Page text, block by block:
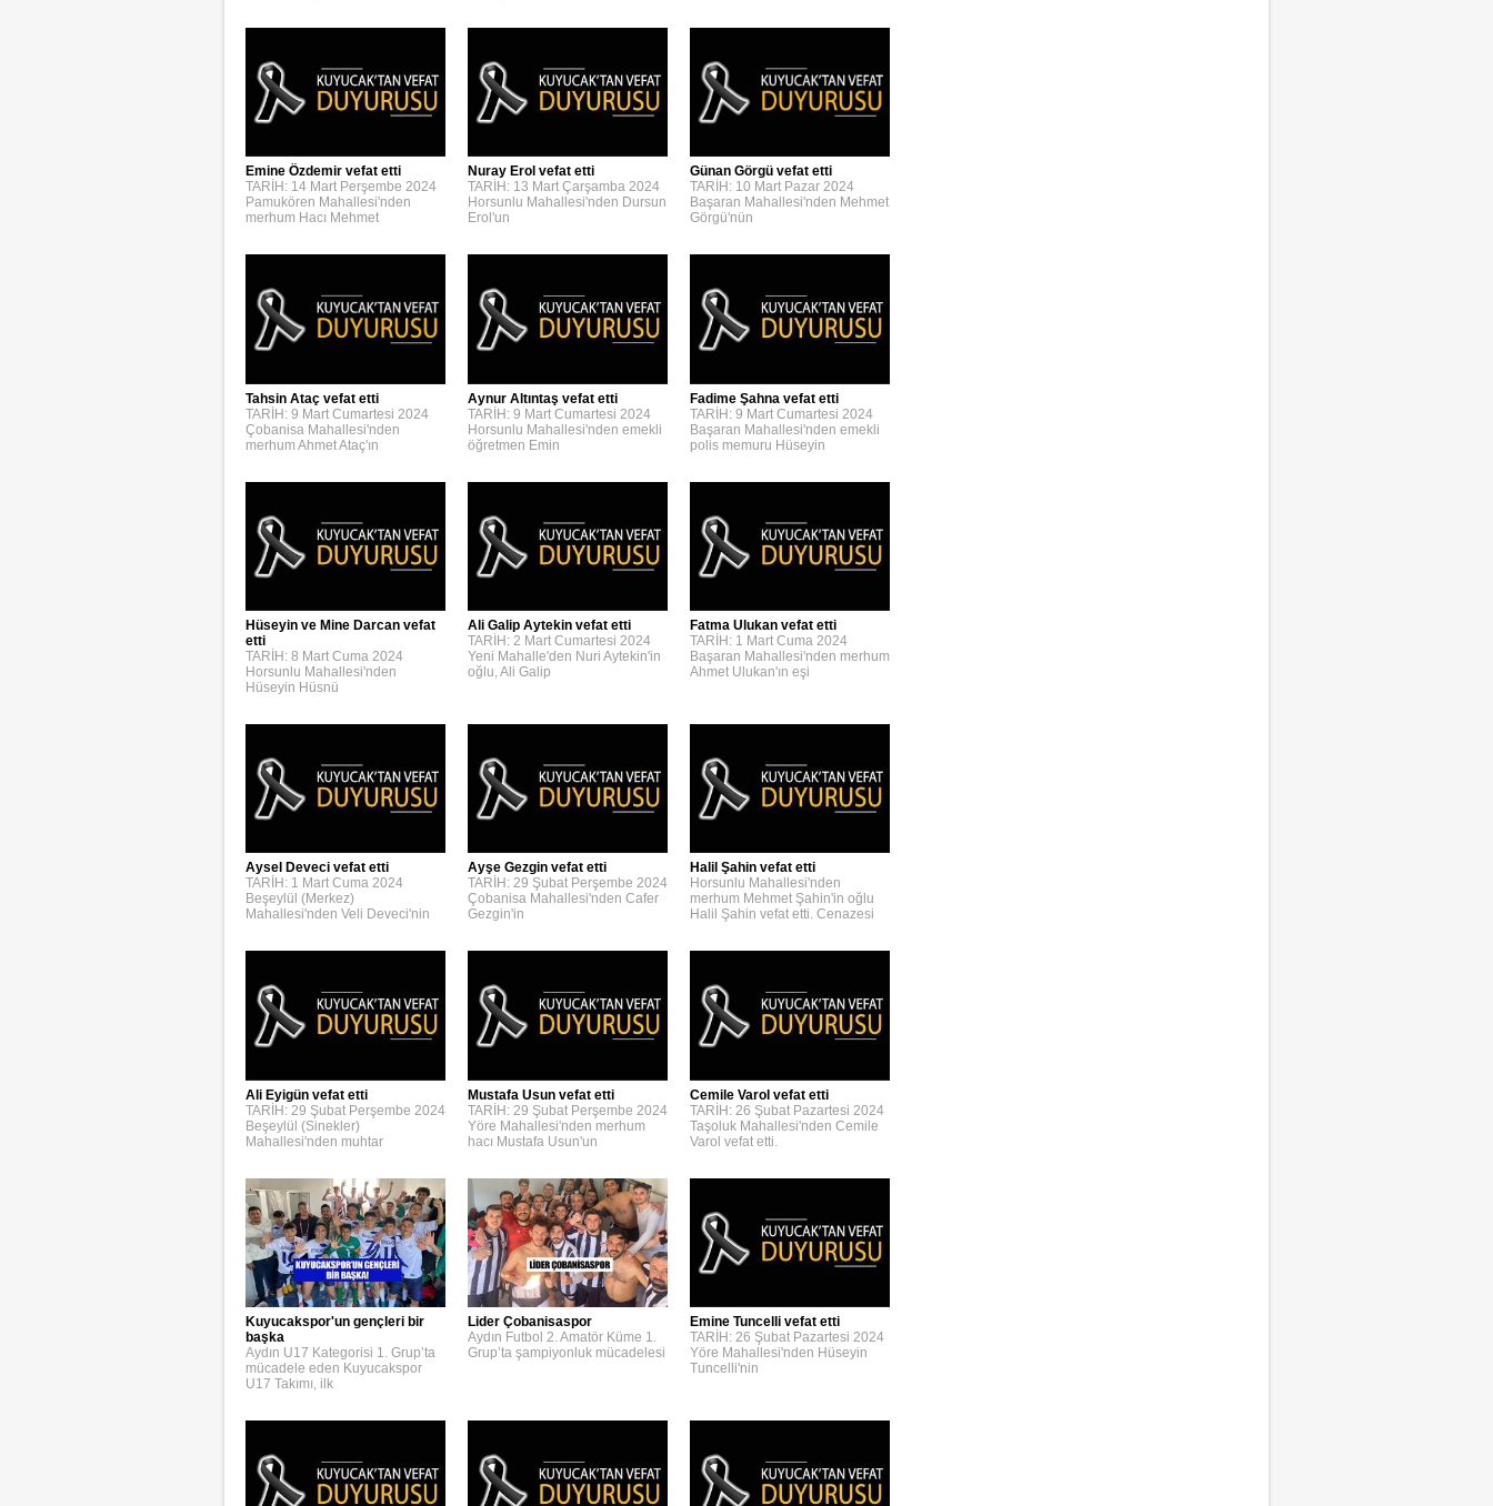
Emine Özdemir vefat etti
TARİH: 14 Mart Perşembe 2024
Pamukören Mahallesi'nden
merhum Hacı Mehmet
Nuray Erol vefat etti
TARİH: 13 Mart Çarşamba 2024
Horsunlu Mahallesi'nden Dursun
Erol'un
Günan Görgü vefat etti
TARİH: 10 Mart Pazar 2024
Başaran Mahallesi'nden Mehmet
Görgü'nün
Tahsin Ataç vefat etti
TARİH: 9 Mart Cumartesi 2024
Çobanisa Mahallesi'nden
merhum Ahmet Ataç'ın
Aynur Altıntaş vefat etti
TARİH: 9 Mart Cumartesi 2024
Horsunlu Mahallesi'nden emekli
öğretmen Emin
Fadime Şahna vefat etti
TARİH: 9 Mart Cumartesi 2024
Başaran Mahallesi'nden emekli
polis memuru Hüseyin
Hüseyin ve Mine Darcan vefat
etti
TARİH: 8 Mart Cuma 2024
Horsunlu Mahallesi'nden
Hüseyin Hüsnü
Ali Galip Aytekin vefat etti
TARİH: 2 Mart Cumartesi 2024
Yeni Mahalle'den Nuri Aytekin'in
oğlu, Ali Galip
Fatma Ulukan vefat etti
TARİH: 1 Mart Cuma 2024
Başaran Mahallesi'nden merhum
Ahmet Ulukan'ın eşi
Aysel Deveci vefat etti
TARİH: 1 Mart Cuma 2024
Beşeylül (Merkez)
Mahallesi'nden Veli Deveci'nin
Ayşe Gezgin vefat etti
TARİH: 29 Şubat Perşembe 2024
Çobanisa Mahallesi'nden Cafer
Gezgin'in
Halil Şahin vefat etti
Horsunlu Mahallesi'nden
merhum Mehmet Şahin'in oğlu
Halil Şahin vefat etti. Cenazesi
Ali Eyigün vefat etti
TARİH: 29 Şubat Perşembe 2024
Beşeylül (Sinekler)
Mahallesi'nden muhtar
Mustafa Usun vefat etti
TARİH: 29 Şubat Perşembe 2024
Yöre Mahallesi'nden merhum
hacı Mustafa Usun'un
Cemile Varol vefat etti
TARİH: 26 Şubat Pazartesi 2024
Taşoluk Mahallesi'nden Cemile
Varol vefat etti.
Kuyucakspor'un gençleri bir
başka
Aydın U17 Kategorisi 1. Grup’ta
mücadele eden Kuyucakspor
U17 Takımı, ilk
Lider Çobanisaspor
Aydın Futbol 2. Amatör Küme 1.
Grup’ta şampiyonluk mücadelesi
Emine Tuncelli vefat etti
TARİH: 26 Şubat Pazartesi 2024
Yöre Mahallesi'nden Hüseyin
Tuncelli'nin